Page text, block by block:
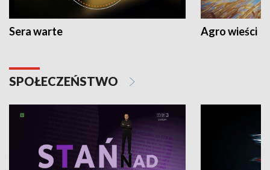
Sera warte Agro wieści
SPOŁECZEŃSTWO